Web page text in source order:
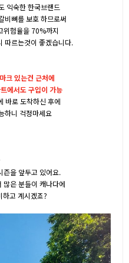
익숙한 한국브랜드
비뼈를 보호 하므로써
위험율을 70%까지
따르는것이 좋겠습니다.
크 있는건 근처에
에서도 구입이 가능
바로 도착하신 후에
하니 걱정마세요
즌을 앞두고 있어요.
많은 분들이 캐나다에
하고 계시겠죠?